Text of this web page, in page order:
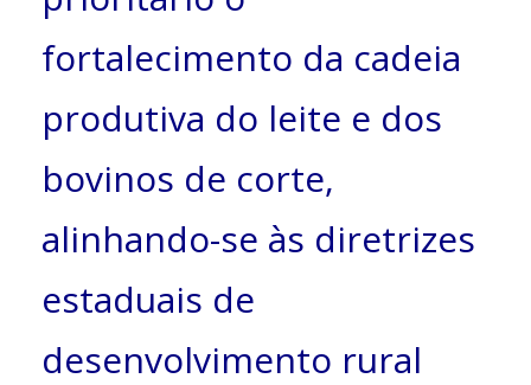
fortalecimento da cadeia
produtiva do leite e dos
bovinos de corte,
alinhando-se às diretrizes
estaduais de
desenvolvimento rural